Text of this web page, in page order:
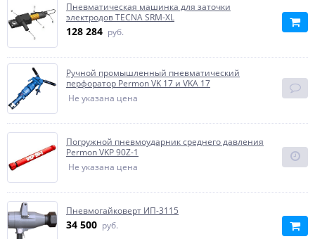
Пневматическая машинка для заточки
электродов TECNA SRM-XL
128 284 руб.
Ручной промышленный пневматический
перфоратор Permon VK 17 и VKA 17
Не указана цена
Погружной пневмоударник среднего давления
Permon VKP 90Z-1
Не указана цена
Пневмогайковерт ИП-3115
34 500 руб.